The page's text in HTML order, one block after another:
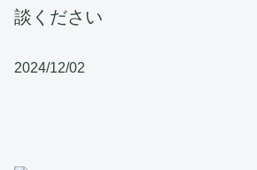
談ください
2024/12/02